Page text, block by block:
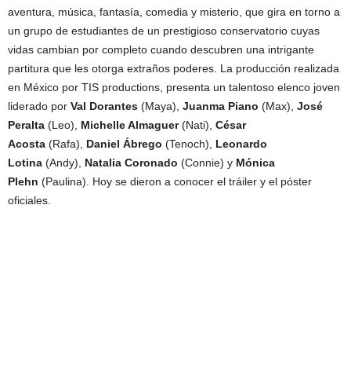
aventura, música, fantasía, comedia y misterio, que gira en torno a
un grupo de estudiantes de un prestigioso conservatorio cuyas
vidas cambian por completo cuando descubren una intrigante
partitura que les otorga extraños poderes. La producción realizada
en México por TIS productions, presenta un talentoso elenco joven
liderado por Val Dorantes (Maya), Juanma Piano (Max), José
Peralta (Leo), Michelle Almaguer(Nati), César
Acosta (Rafa), Daniel Ábrego (Tenoch), Leonardo
Lotina (Andy), Natalia Coronado (Connie) y Mónica
Plehn (Paulina). Hoy se dieron a conocer el tráiler y el póster
oficiales.